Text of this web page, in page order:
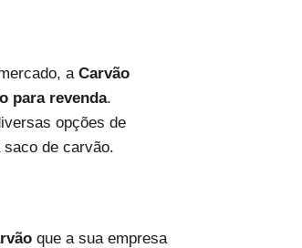
a Carvão
para revenda.
opções de
saco de carvão.
que a sua empresa